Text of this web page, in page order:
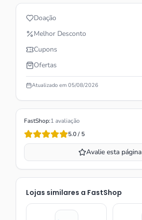
Doação
Melhor Desconto
Cupons
Ofertas
Atualizado em 05/08/2026
FastShop:1 avaliação
5.0/ 5
Avalie esta página
Lojas similares a FastShop